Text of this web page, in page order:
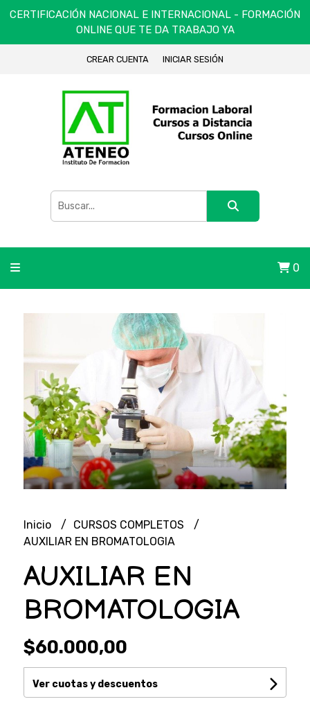
CERTIFICACIÓN NACIONAL E INTERNACIONAL - FORMACIÓN
ONLINE QUE TE DA TRABAJO YA
CREAR CUENTA INICIAR SESIÓN
0
Inicio
CURSOS COMPLETOS
AUXILIAR EN BROMATOLOGIA
AUXILIAR EN
BROMATOLOGIA
$60.000,00
Ver cuotas y descuentos